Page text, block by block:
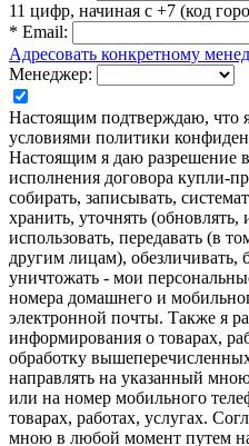
11 цифр, начиная с +7 (код
* Email:
Адресовать конкретному
Менеджер:
Настоящим подтверждаю, что
условиями политики
Настоящим я даю разрешение
исполнения договора купли-
собирать, записывать,
хранить, уточнять (обновлять,
использовать, передавать (в
другим лицам), обезличивать,
уничтожать - мои
номера домашнего и
электронной почты. Также я
информирования о товарах,
обработку
направлять на указанный
или на номер мобильного
товарах, работах, услугах.
мною в любой момент путем